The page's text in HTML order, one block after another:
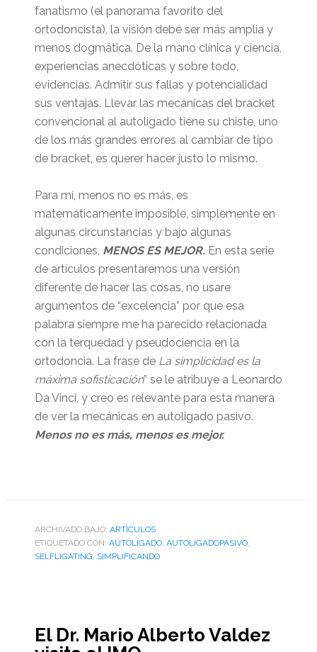
fanatismo (el panorama favorito del
ortodoncista), la visión debe ser más amplia y
menos dogmática. De la mano clínica y ciencia,
experiencias anecdóticas y sobre todo,
evidencias. Admitir sus fallas y potencialidad
sus ventajas. Llevar las mecánicas del bracket
convencional al autoligado tiene su chiste, uno
de los más grandes errores al cambiar de tipo
de bracket, es querer hacer justo lo mismo.
Para mí, menos no es más, es
matemáticamente imposible, simplemente en
algunas circunstancias y bajo algunas
condiciones, MENOS ES MEJOR. En esta serie
de artículos presentaremos una versión
diferente de hacer las cosas, no usare
argumentos de “excelencia” por que esa
palabra siempre me ha parecido relacionada
con la terquedad y pseudociencia en la
ortodoncia. La frase de La simplicidad es la
máxima sofisticación” se le atribuye a Leonardo
Da Vinci, y creo es relevante para esta manera
de ver la mecánicas en autoligado pasivo.
Menos no es más, menos es mejor.
ARCHIVADO BAJO: ARTÌCULOS
ETIQUETADO CON: AUTOLIGADO, AUTOLIGADOPASIVO,
SELFLIGATING, SIMPLIFICANDO
El Dr. Mario Alberto Valdez